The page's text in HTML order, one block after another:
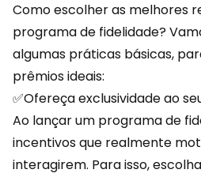
Como escolher as melhores
programa de fidelidade?
algumas práticas básicas,
prêmios ideais:
✅Ofereça exclusividade ao
Ao lançar um programa de
incentivos que realmente
interagirem. Para isso, escolha